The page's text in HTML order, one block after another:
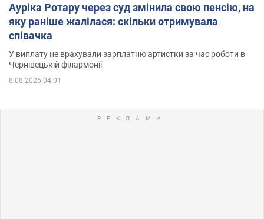
Ауріка Ротару через суд змінила свою пенсію, на
яку раніше жалілася: скільки отримувала
співачка
У виплату не врахували зарплатню артистки за час роботи в
Чернівецькій філармонії
8.08.2026 04:01